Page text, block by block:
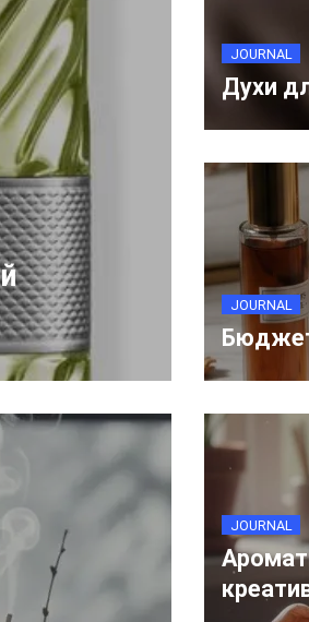
JOURNAL
Духи
JOURNAL
JOURNAL